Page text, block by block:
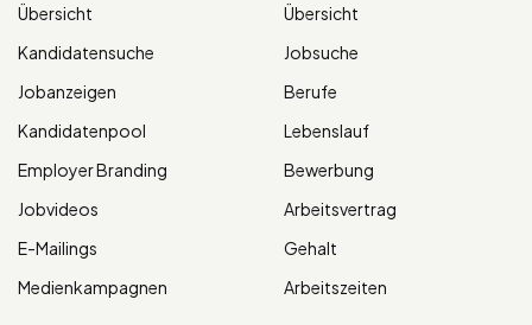
Übersicht
Kandidatensuche
Jobanzeigen
Kandidatenpool
Employer Branding
Jobvideos
E-Mailings
Medienkampagnen
Übersicht
Jobsuche
Berufe
Lebenslauf
Bewerbung
Arbeitsvertrag
Gehalt
Arbeitszeiten